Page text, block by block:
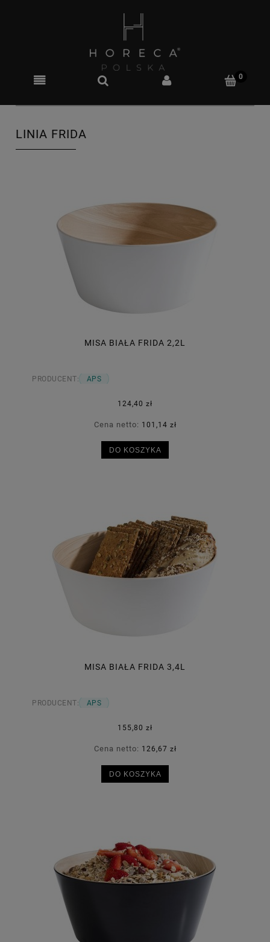
LINIA FRIDA
MISA BIAŁA FRIDA 2,2L
PRODUCENT: APS
124,40 zł
Cena netto: 101,14 zł
DO KOSZYKA
MISA BIAŁA FRIDA 3,4L
PRODUCENT: APS
155,80 zł
Cena netto: 126,67 zł
DO KOSZYKA